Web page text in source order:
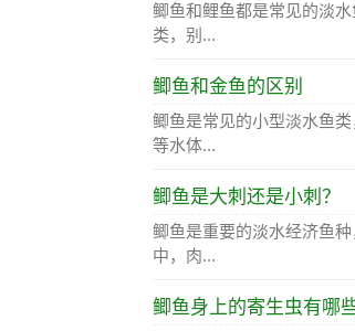
鲫鱼和鲤鱼都是常见的淡
类，别...
鲫鱼和金鱼的区别
鲫鱼是常见的小型淡水鱼
等水体...
鲫鱼是大刺还是小刺？
鲫鱼是重要的淡水经济鱼
中，肉...
鲫鱼身上的寄生虫有哪些